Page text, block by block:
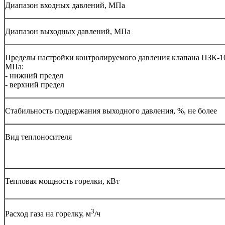
Диапазон входных давлений, МПа
Диапазон выходных давлений, МПа
Пределы настройки контролируемого давления клапана ПЗК-
МПа:
- нижний предел
- верхний предел
Стабильность поддержания выходного давления, %, не более
Вид теплоносителя
Тепловая мощность горелки, кВт
Расход газа на горелку, м3/ч